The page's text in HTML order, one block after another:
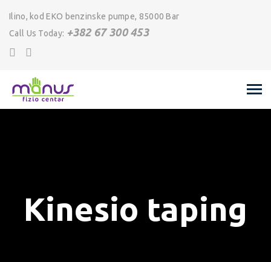
Ilino, kod EKO benzinske pumpe, 85000 Bar
Call Us Today: +382 67 300 453
Kinesio taping